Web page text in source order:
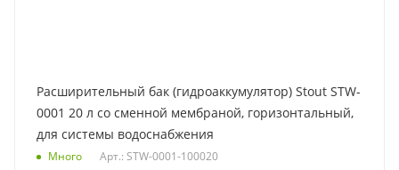
Расширительный бак (гидроаккумулятор) Stout STW-
0001 20 л со сменной мембраной, горизонтальный,
для системы водоснабжения
Много Арт.: STW-0001-100020